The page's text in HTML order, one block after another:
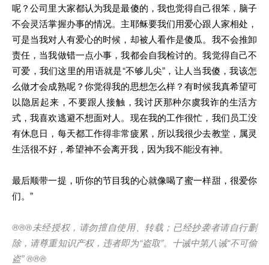
呢？公司里大家都认为我是最傻的，我也觉得自己很笨，脑子
不会灵活掌握办事的情况。主耶稣要我们用爱心跟人家相处，
可是当我对人有爱心的时候，却被人看作是傻瓜。我不会推卸
责任，当我做错一点小事，我都会自我检讨的。我觉得自己不
可爱，我们这里的用语就是“不够儿尖”，让人当我傻，我该怎
么做才会成熟呢？你觉得我的思想怎么样？有时候我真希望可
以隐居起来，不要跟人接触，我讨厌那种尔虞我诈的生活方
式，我喜欢逃避不想面对人。现在我的工作很忙，我们员工没
有休息日，每天都工作得非常疲累，所以我很少去教堂，属灵
生活很不好，希望神不会离开我，因为我不能没有神。
最后顺带一提，听你的节目我的心就像喝了蜜一样甜，很爱你
们。”
®®®未经授权，请勿擅自使用、转载；已经抄袭者请自行删
除，请尊重知识产权，违者即为“盗取”。十诫中第八诫“不可偷
盗” ®®®